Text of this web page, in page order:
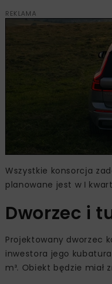
REKLAMA
Wszystkie konsorcja
planowane jest w I
Dworzec i
Projektowany dworzec
inwestora jego
m³. Obiekt będzie miał